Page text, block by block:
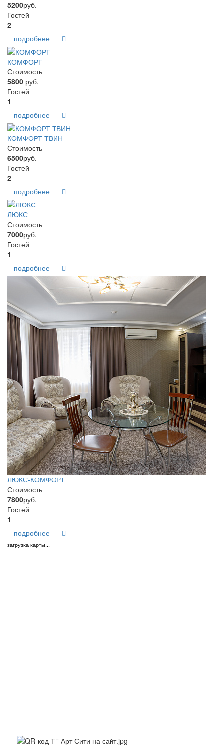
5200руб.
Гостей
2
подробнее
КОМФОРТ
Стоимость
5800 руб.
Гостей
1
подробнее
КОМФОРТ ТВИН
Стоимость
6500руб.
Гостей
2
подробнее
ЛЮКС
Стоимость
7000руб.
Гостей
1
подробнее
ЛЮКС-КОМФОРТ
Стоимость
7800руб.
Гостей
1
подробнее
загрузка карты...